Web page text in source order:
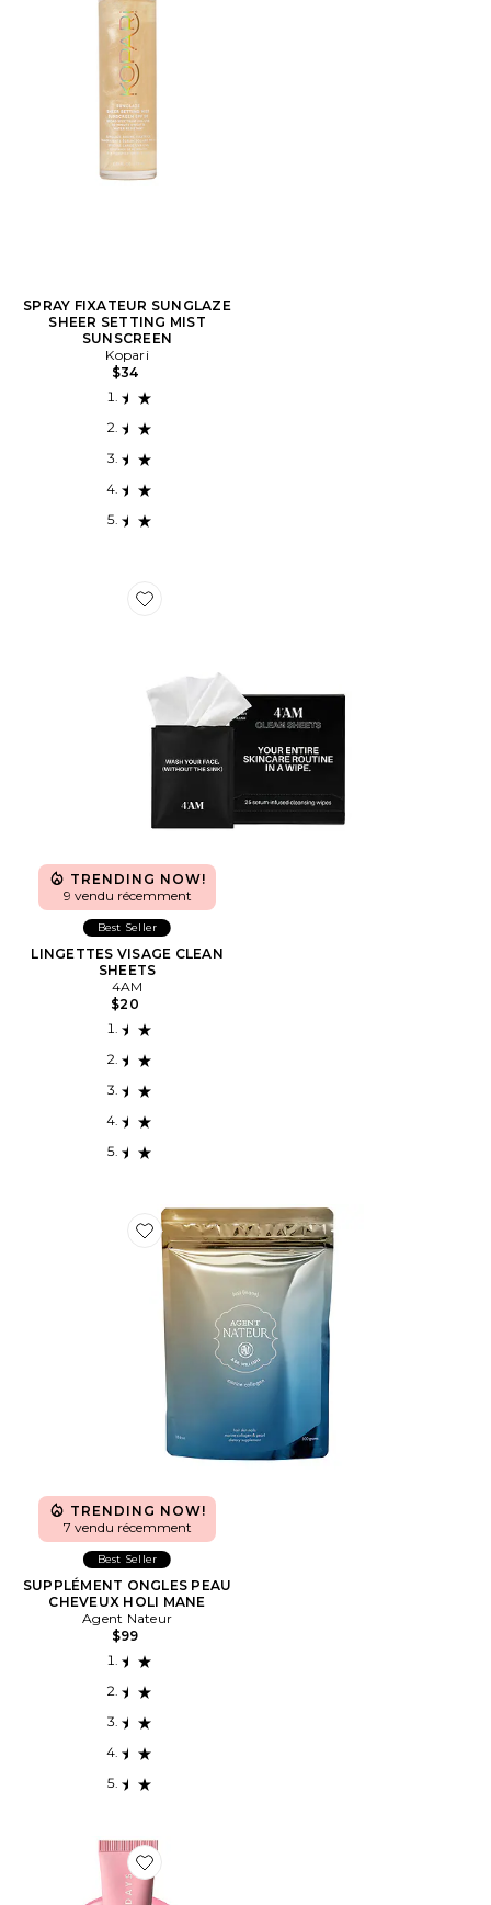
SPRAY FIXATEUR SUNGLAZE
SHEER SETTING MIST
SUNSCREEN
Kopari
$34
Favorite LINGETTES VISAGE CLEAN SHEETS
TRENDING NOW!
9 vendu récemment
Best Seller
LINGETTES VISAGE CLEAN
SHEETS
4AM
$20
Favorite SUPPLÉMENT ONGLES PEAU CHEVEUX
TRENDING NOW!
7 vendu récemment
Best Seller
SUPPLÉMENT ONGLES PEAU
CHEVEUX HOLI MANE
Agent Nateur
$99
Favorite BAUME POUR LES LÈVRES LIP BUTTER